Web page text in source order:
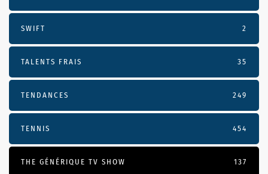
SWIFT 2
TALENTS FRAIS 35
TENDANCES 249
TENNIS 454
THE GÉNÉRIQUE TV SHOW 137